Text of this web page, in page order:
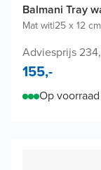
Balmani Tray
Mat wit|25 x 12 cm
Adviesprijs
155,-
Op voorraad